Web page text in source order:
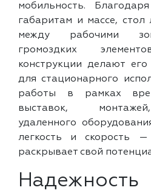
мобильность.
габаритам и массе, стол
между рабочими
громоздких
конструкции делают
для стационарного
работы в рамках
выставок,
удаленного
легкость и скорость
раскрывает свой
Надежность